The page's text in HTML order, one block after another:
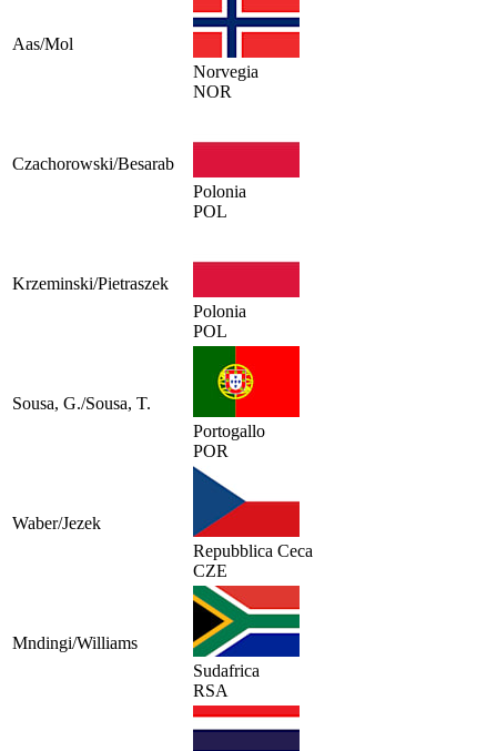
Aas/Mol
Norvegia
NOR
Czachorowski/Besarab
Polonia
POL
Krzeminski/Pietraszek
Polonia
POL
Sousa, G./Sousa, T.
Portogallo
POR
Waber/Jezek
Repubblica Ceca
CZE
Mndingi/Williams
Sudafrica
RSA